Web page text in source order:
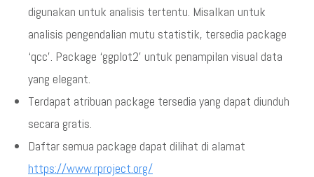
digunakan untuk analisis tertentu. Misalkan untuk
analisis pengendalian mutu statistik, tersedia package
‘qcc’. Package ‘ggplot2’ untuk penampilan visual data
yang elegant.
Terdapat atribuan package tersedia yang dapat diunduh
secara gratis.
Daftar semua package dapat dilihat di alamat
https://www.rproject.org/